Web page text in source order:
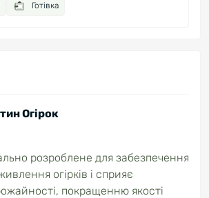
Готівка
Огірок
розроблене для забезпечення
огірків і сприяє
покращенню якості